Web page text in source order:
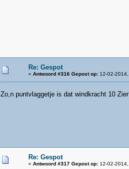
Re: Gespot
« Antwoord #316 Gepost op: 12-02-
Zo,n puntvlaggetje is dat windkracht 10
Re: Gespot
« Antwoord #317 Gepost op: 12-02-